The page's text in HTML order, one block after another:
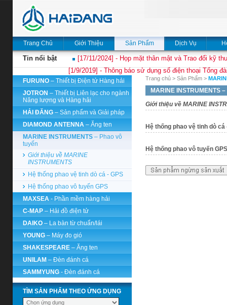
Trang Chủ Giới Thiệu Sản Phẩm Dịch Vụ
Tin nổi bật
[17/11/2024] - Họp mặt thân mật và Trao đổi kỹ
[1/9/2019] - Thông báo sử dụng số điện thoại Tổng
FURUNO – Thiết bị Điện tử Hàng hải
JOTRON – Thiết bị Liên lạc cho ngành
Năng lượng và Hàng hải
HẢI ĐĂNG – Sản phẩm và Giải pháp
DIAMOND ANTENNA – Ăng ten
MARINE INSTRUMENTS – Phao vô
tuyến
Giới thiệu về MARINE
INSTRUMENTS
Hệ thống phao vệ tinh dò cá - GPS
Hệ thống phao vô tuyến GPS
MAXSEA - Phần mềm hàng hải
C-MAP – Hải đồ điện tử
DAIKO – La bàn từ chuẩn/lái
YOUNG – Máy đo gió
SHAKESPEARE – Ăng ten
UNILAM – Đèn đánh cá
SAMMYUNG - Đèn đánh cá
TÌM SẢN PHẨM THEO ỨNG DỤNG
Trang chủ > Sản Phẩm >
MARINE INSTRUMENTS –
Giới thiệu về MARINE
Hệ thống phao vệ tinh dò cá
Hệ thống phao vô tuyến GPS